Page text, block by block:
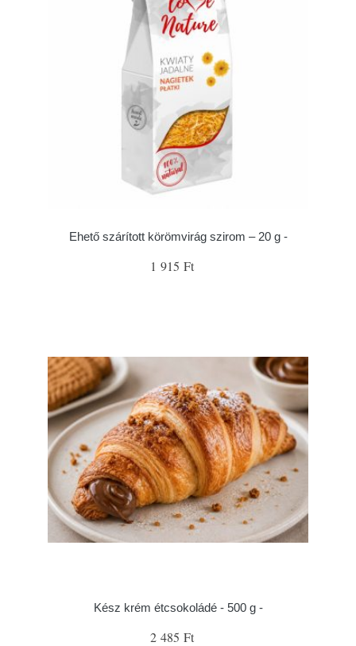
Ehető szárított körömvirág szirom – 20 g -
1 915 Ft
Kész krém étcsokoládé - 500 g -
2 485 Ft